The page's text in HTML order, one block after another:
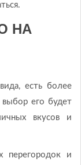
НА
есть более
его будет
вкусов и
перегородок и